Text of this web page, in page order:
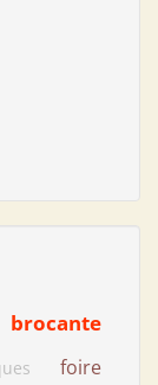
brocante
foire